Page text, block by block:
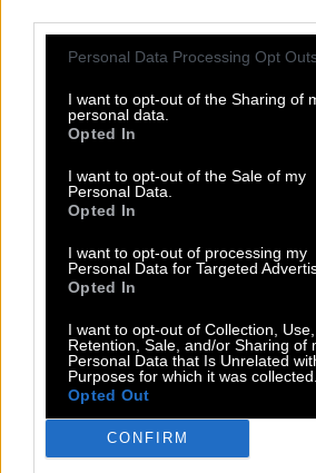
Personal Data Processing Opt
I want to opt-out of the Sharing of
personal data.
Opted In
I want to opt-out of the Sale of my
Personal Data.
Opted In
I want to opt-out of processing my
Personal Data for Targeted
Opted In
I want to opt-out of Collection, Use,
Retention, Sale, and/or Sharing of
Personal Data that Is Unrelated
Purposes for which it was collected.
Opted Out
CONFIRM
Kreuzworträtsel-Lösen und haben
und das alles kostenlos! Diese Seite
Seine Erschaffung
Sixtinische
D A M
Weitere Antworten aus
__-Nudeln, ostasiatische Weizennudeln
__ Deter, dt. Rockmusikerin
Streitkräfte eines Landes
Cousine; chem. Verbindung